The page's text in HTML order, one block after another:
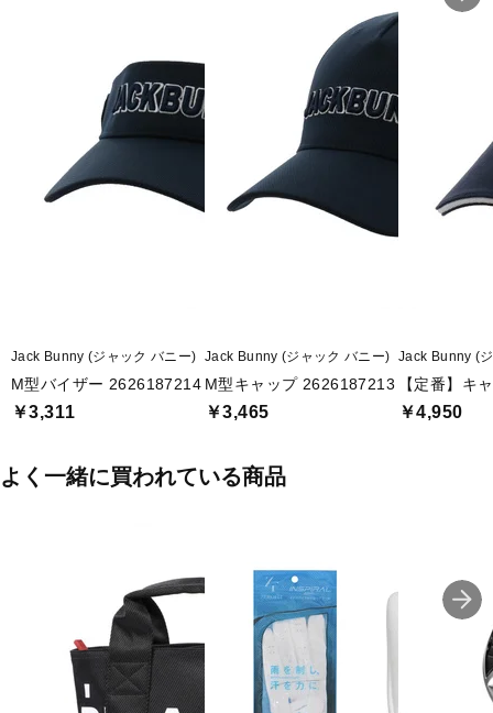
■メーカー型番：027713
Jack Bunny (ジャック バニー)
M型バイザー 2626187214
￥3,311
Jack Bunny (ジャック バニー)
M型キャップ 2626187213
￥3,465
Jack Bunny (
【定番】キ
￥4,950
よく一緒に買われている商品